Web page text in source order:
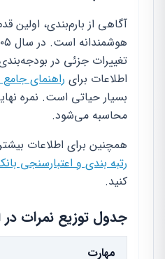
آگاهی از بارم‌بندی، اولین
تغییرات جزئی در
اطلاعات برای راهنمای جامع
محاسبه می‌شود.
همچنین برای اطلاعات
رتبه بندی و اعتبارسنجی
کنید.
جدول توزیع نمرات در
مهارت